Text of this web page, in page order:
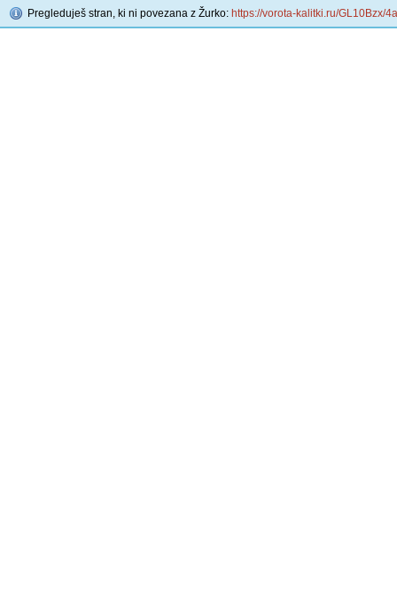
Pregleduješ stran, ki ni povezana z Žurko: https://vorota-kalitki.ru/GL10Bzx/